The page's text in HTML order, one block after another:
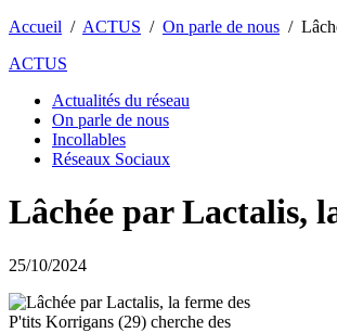
Accueil / ACTUS / On parle de nous /
ACTUS
Actualités du réseau
On parle de nous
Incollables
Réseaux Sociaux
Lâchée par Lactalis,
25/10/2024